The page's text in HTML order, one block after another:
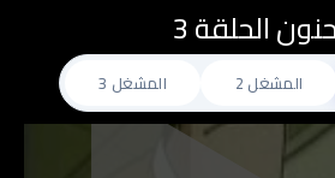
الحلقة 3
المشغل 2 المشغل 3